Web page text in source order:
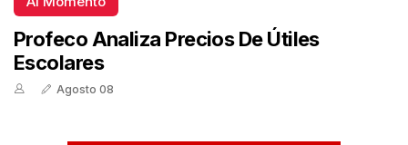
Profeco Analiza Precios De Útiles
Escolares
Agosto 08